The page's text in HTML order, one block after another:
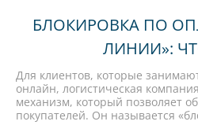
БЛОКИРОВКА ПО
ЛИНИИ»:
Для клиентов, которые
онлайн, логистическая
механизм, который позволяет
покупателей. Он называется